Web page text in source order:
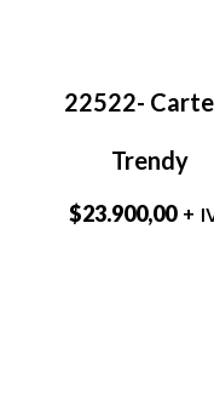
22522-
Trendy
$23.900,00 +